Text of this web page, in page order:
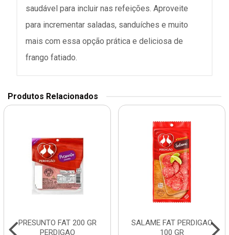
saudável para incluir nas refeições. Aproveite
para incrementar saladas, sanduíches e muito
mais com essa opção prática e deliciosa de
frango fatiado.
Produtos Relacionados
PRESUNTO FAT 200 GR
PERDIGAO
SALAME FAT PERDIGAO
100 GR